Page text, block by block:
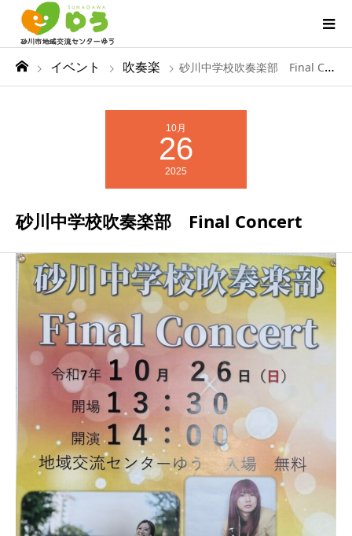
イベント 吹奏楽 砂川中学校吹奏楽部 Final Concert
10月
26
2025
砂川中学校吹奏楽部 Final Concert